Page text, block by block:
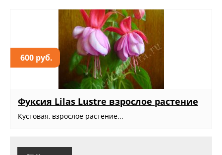
600 руб.
Фуксия Lilas Lustre взрослое растение
Кустовая, взрослое растение...